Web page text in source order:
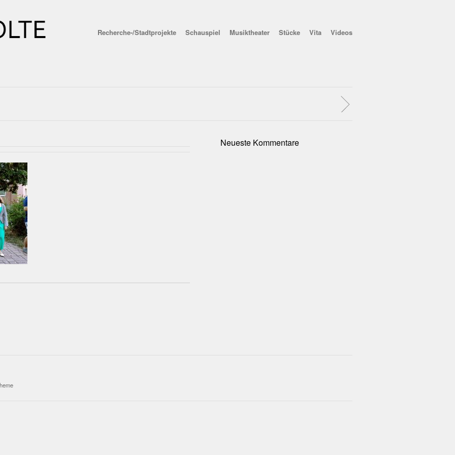
Recherche-/Stadtprojekte Schauspiel Musiktheater Stücke Vita Videos
Neueste Kommentare